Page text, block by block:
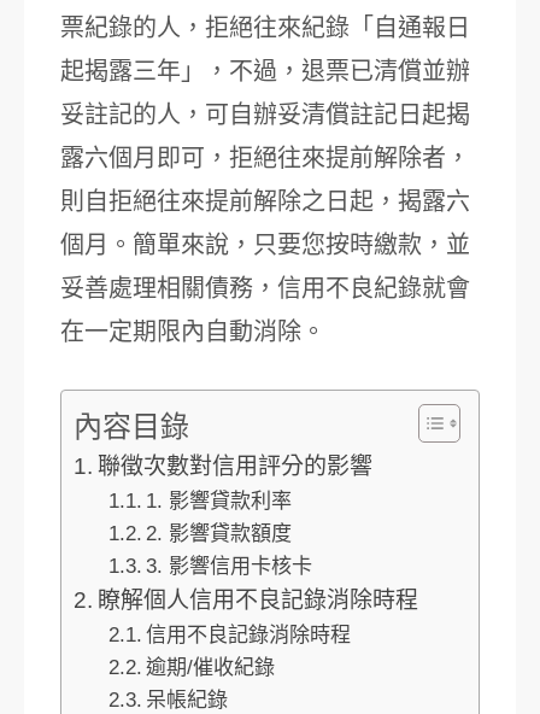
票紀錄的人，拒絕往來紀錄「自通報日
起揭露三年」，不過，退票已清償並辦
妥註記的人，可自辦妥清償註記日起揭
露六個月即可，拒絕往來提前解除者，
則自拒絕往來提前解除之日起，揭露六
個月。簡單來說，只要您按時繳款，並
妥善處理相關債務，信用不良紀錄就會
在一定期限內自動消除。
內容目錄
聯徵次數對信用評分的影響
1. 影響貸款利率
2. 影響貸款額度
3. 影響信用卡核卡
瞭解個人信用不良記錄消除時程
信用不良記錄消除時程
逾期/催收紀錄
呆帳紀錄